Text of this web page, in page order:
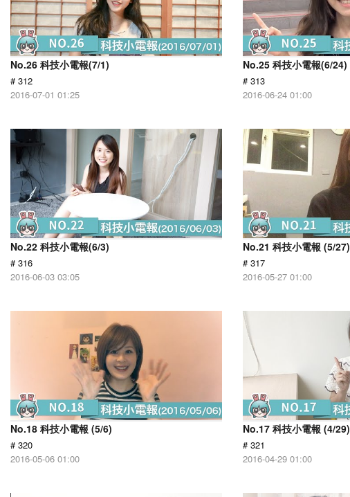
No.26 科技小電報(7/1)
# 312
2016-07-01 01:25
No.25 科技小電報(6/24)
# 313
2016-06-24 01:00
No.22 科技小電報(6/3)
# 316
2016-06-03 03:05
No.21 科技小電報 (5/27)
# 317
2016-05-27 01:00
No.18 科技小電報 (5/6)
# 320
2016-05-06 01:00
No.17 科技小電報 (4/29)
# 321
2016-04-29 01:00